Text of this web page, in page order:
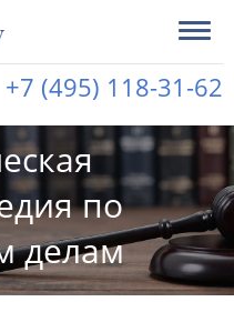
+7 (495) 118-31-62
по
делам